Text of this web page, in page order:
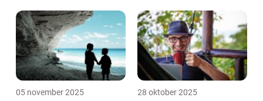
05 november 2025 28 oktober 2025